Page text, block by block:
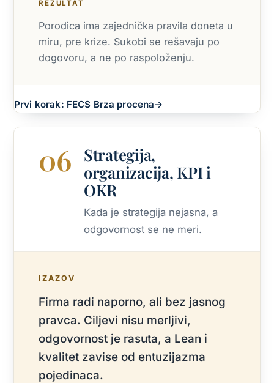
REZULTAT
Porodica ima zajednička pravila doneta u
miru, pre krize. Sukobi se rešavaju po
dogovoru, a ne po raspoloženju.
Prvi korak: FECS Brza procena→
06
Strategija,
organizacija, KPI i
OKR
Kada je strategija nejasna, a
odgovornost se ne meri.
IZAZOV
Firma radi naporno, ali bez jasnog
pravca. Ciljevi nisu merljivi,
odgovornost je rasuta, a Lean i
kvalitet zavise od entuzijazma
pojedinaca.